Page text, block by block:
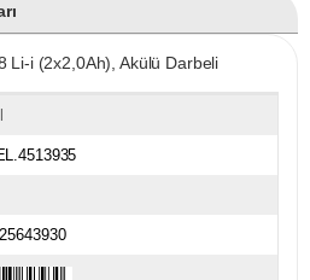
Li-i (2x2,0Ah), Akülü Darbeli